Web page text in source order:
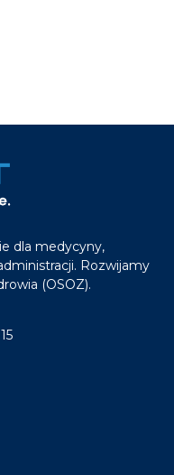
dla medycyny,
Rozwijamy
(OSOZ).